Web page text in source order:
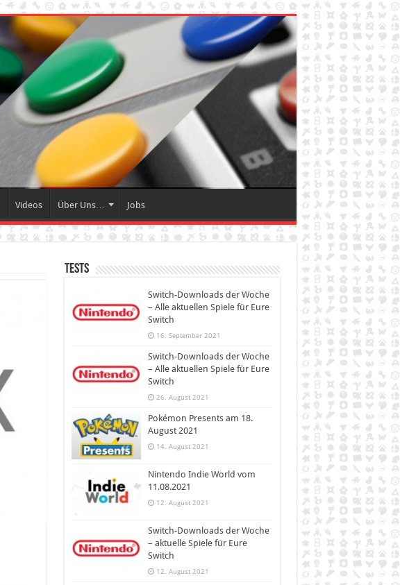
Videos Über Uns… Jobs
Tests
Switch-Downloads der Woche
– Alle aktuellen Spiele für Eure
Switch
16. September 2021
Switch-Downloads der Woche
– Alle aktuellen Spiele für Eure
Switch
26. August 2021
Pokémon Presents am 18.
August 2021
14. August 2021
Nintendo Indie World vom
11.08.2021
12. August 2021
Switch-Downloads der Woche
– aktuelle Spiele für Eure
Switch
12. August 2021